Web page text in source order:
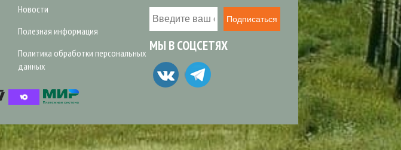
Новости
Полезная информация
Политика обработки персональных
данных
Подписаться
МЫ В СОЦСЕТЯХ